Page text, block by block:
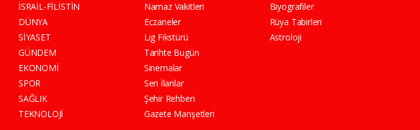
İSRAİL-FİLİSTİN
DÜNYA
SİYASET
GÜNDEM
EKONOMİ
SPOR
SAĞLIK
TEKNOLOJİ
Namaz Vakitleri
Eczaneler
Lig Fikstürü
Tarihte Bugün
Sinemalar
Seri İlanlar
Şehir Rehberi
Gazete Manşetleri
Biyografiler
Rüya Tabirleri
Astroloji